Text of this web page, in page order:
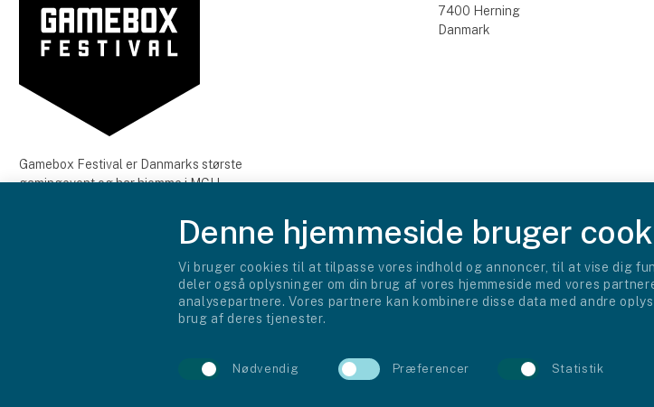
Denne hjemmeside bruger
Vi bruger cookies til at tilpasse vores indhold og annoncer, til at vise dig
deler også oplysninger om din brug af vores hjemmeside med vores
analysepartnere. Vores partnere kan kombinere disse data med andre
brug af deres tjenester.
Nødvendig Præferencer Statistik
Gamebox Festival er Danmarks største
gamingevent og har hjemme i MCH
sted for første gang i april 2022. Gamebox
Festival er gaming for alle aldre og hele
familien. Der er spændende aktiviteter for alle
niveauer af gamingentusiaster. Mød kendte
spillere, streamere og content creators.
7400 Herning
Danmark